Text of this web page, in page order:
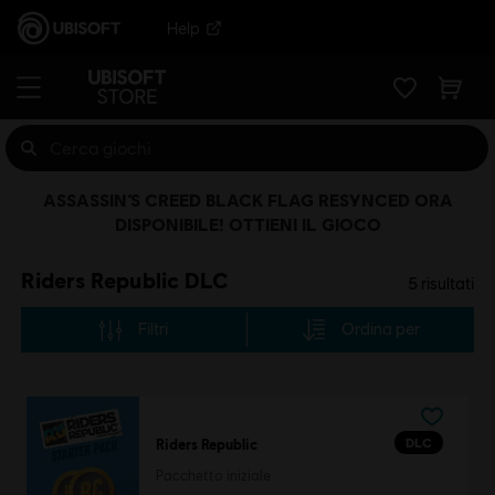
Help
Riders Republic DLC 5 risultati
Filtri Ordina per
DLC
Riders Republic